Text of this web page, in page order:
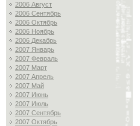
2006 Август
2006 Сентябрь
2006 Октябрь
2006 Ноябрь
2006 Декабрь
2007 Январь
2007 Февраль
2007 Март
2007 Апрель
2007 Май
2007 Июнь
2007 Июль
2007 Сентябрь
2007 Октябрь